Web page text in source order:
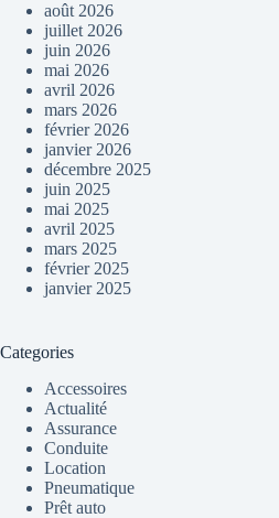
août 2026
juillet 2026
juin 2026
mai 2026
avril 2026
mars 2026
février 2026
janvier 2026
décembre 2025
juin 2025
mai 2025
avril 2025
mars 2025
février 2025
janvier 2025
Categories
Accessoires
Actualité
Assurance
Conduite
Location
Pneumatique
Prêt auto